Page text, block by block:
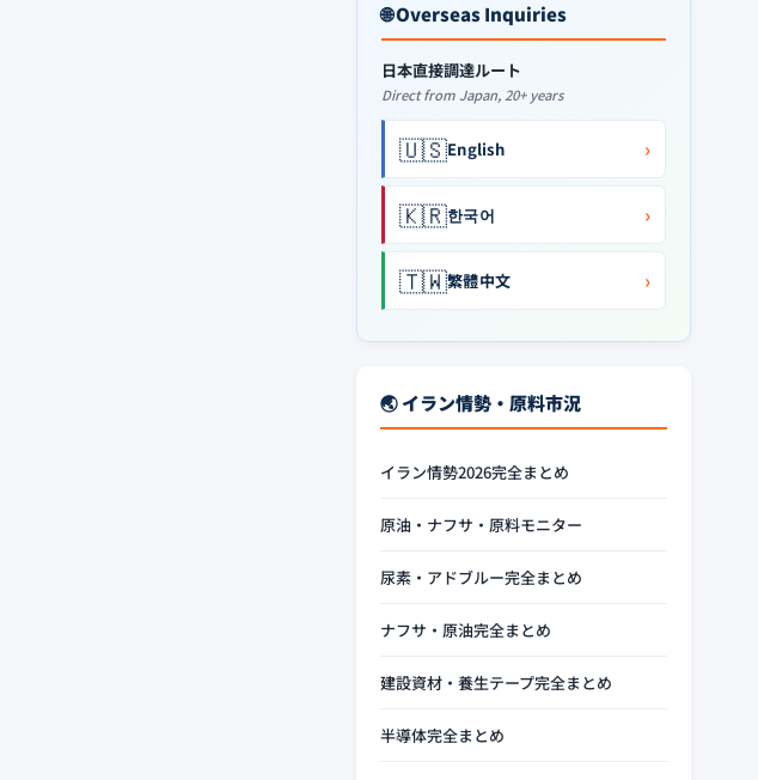
🌐 Overseas Inquiries
日本直接調達ルート
Direct from Japan, 20+ years
🇺🇸English ›
🇰🇷한국어 ›
🇹🇼繁體中文 ›
🌏 イラン情勢・原料市況
イラン情勢2026完全まとめ
原油・ナフサ・原料モニター
尿素・アドブルー完全まとめ
ナフサ・原油完全まとめ
建設資材・養生テープ完全まとめ
半導体完全まとめ